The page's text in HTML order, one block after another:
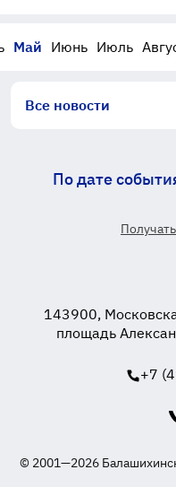
Май Июнь Июль
Все новости
По дате
143900,
площадь
+7
© 2001—2026